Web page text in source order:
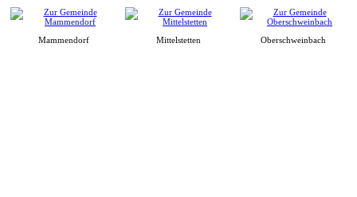
Mammendorf Mittelstetten Oberschweinbach